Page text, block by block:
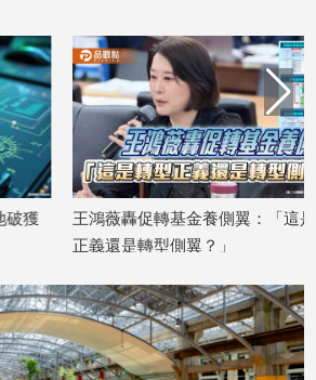
側翼：「這是轉型
」
台電股東會報告
股東建議邀黃仁勳